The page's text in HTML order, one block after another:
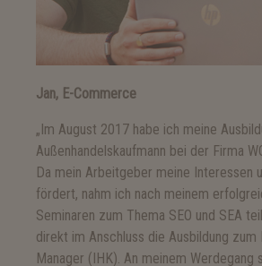
Jan, E-Commerce
„Im August 2017 habe ich meine
Außenhandelskaufmann bei der Firma
Da mein Arbeitgeber meine Interessen
fördert, nahm ich nach meinem
Seminaren zum Thema SEO und SEA
direkt im Anschluss die Ausbildung zum
Manager (IHK). An meinem Werdegang